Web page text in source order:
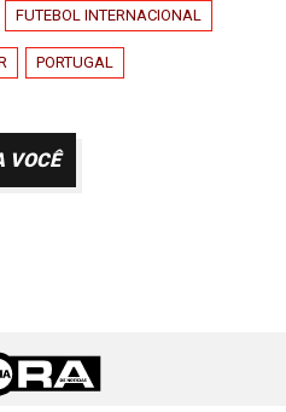
FUTEBOL INTERNACIONAL
PORTUGAL
VOCÊ